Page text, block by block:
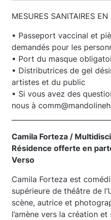
MESURES SANITAIRES
• Passeport vaccinal et
demandés pour les
• Port du masque
• Distributrices de gel
artistes et du public
• Si vous avez des
nous à
Camila Forteza /
Résidence offerte en
Verso
Camila Forteza est
supérieure de théâtre de
scène, autrice et
l’amène vers la création